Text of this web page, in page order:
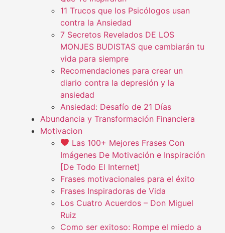
11 Trucos que los Psicólogos usan
contra la Ansiedad
7 Secretos Revelados DE LOS
MONJES BUDISTAS que cambiarán tu
vida para siempre
Recomendaciones para crear un
diario contra la depresión y la
ansiedad
Ansiedad: Desafío de 21 Días
Abundancia y Transformación Financiera
Motivacion
Las 100+ Mejores Frases Con
Imágenes De Motivación e Inspiración
[De Todo El Internet]
Frases motivacionales para el éxito
Frases Inspiradoras de Vida
Los Cuatro Acuerdos – Don Miguel
Ruiz
Como ser exitoso: Rompe el miedo a